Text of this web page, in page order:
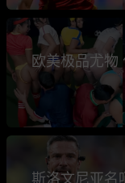
欧美极品尤物
斯洛文尼亚名